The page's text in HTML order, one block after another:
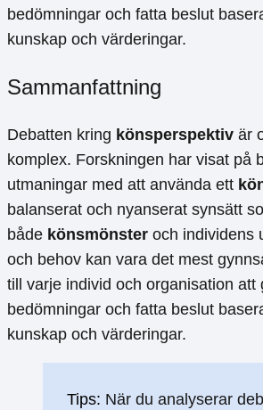
bedömningar och fatta beslut
kunskap och värderingar.
Sammanfattning
Debatten kring könsperspektiv är
komplex. Forskningen har visat på
utmaningar med att använda ett
balanserat och nyanserat synsätt
både könsmönster och individens
och behov kan vara det mest
till varje individ och organisation att
bedömningar och fatta beslut
kunskap och värderingar.
Tips: När du analyserar